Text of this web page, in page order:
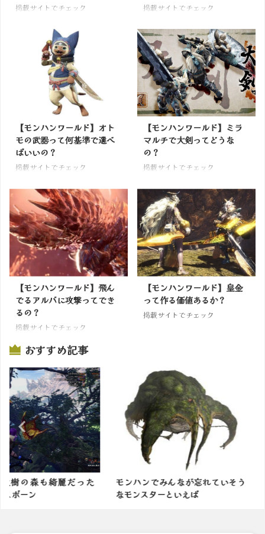
掲載サイトでチェック 掲載サイトでチェック
【モンハンワールド】オト
モの武器って何基準で選べ
ばいいの？
掲載サイトでチェック
【モンハンワールド】ミラ
マルチで大剣ってどうな
の？
掲載サイトでチェック
【モンハンワールド】飛ん
でるアルバに攻撃ってでき
るの？
掲載サイトでチェック
【モンハンワールド】皇金
って作る価値あるか？
掲載サイトでチェック
おすすめ記事
麗だった
モンハンでみんなが忘れていそう
なモンスターといえば
モンスタ